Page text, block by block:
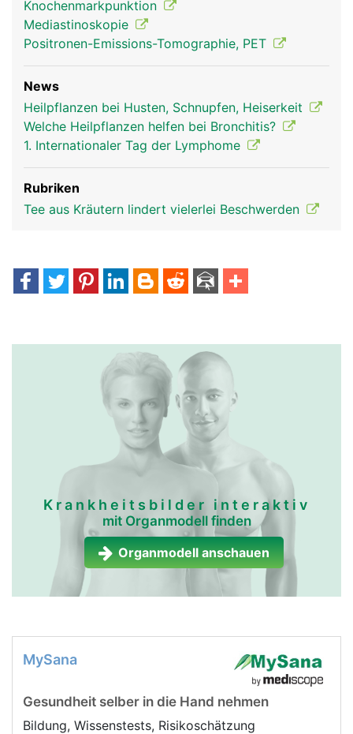
Thymusdrüse Frau
Thymusdrüse
Mann
Knochenmarkpunktion
Mediastinoskopie
Positronen-Emissions-Tomographie, PET
News
Heilpflanzen bei Husten, Schnupfen, Heiserkeit
Welche Heilpflanzen helfen bei Bronchitis?
1. Internationaler Tag der Lymphome
Rubriken
Tee aus Kräutern lindert vielerlei Beschwerden
Krankheitsbilder interaktiv
mit Organmodell finden
Organmodell anschauen
MySana
Gesundheit selber in die Hand nehmen
Bildung, Wissenstests, Risikoschätzung